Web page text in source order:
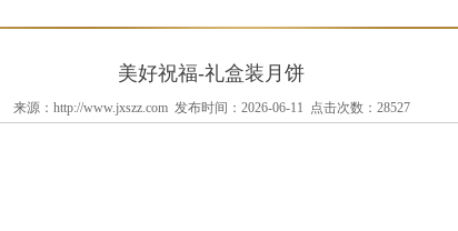
美好祝福-礼盒装月饼
来源：http://www.jxszz.com 发布时间：2026-06-11 点击次数：28527